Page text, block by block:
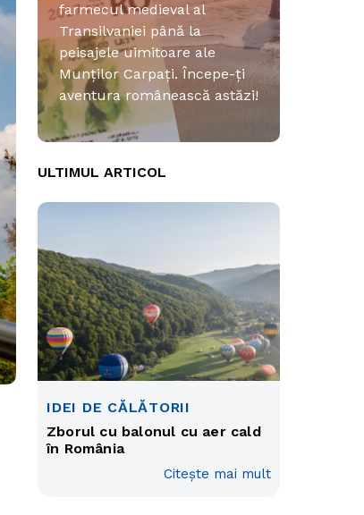
farmecul medieval al
Transilvaniei până la
peisajele uimitoare ale
Munților Carpați. Începe-ți
aventura românească astăzi!
ULTIMUL ARTICOL
IDEI DE CĂLĂTORII
Zborul cu balonul cu aer cald
în România
Citește mai mult